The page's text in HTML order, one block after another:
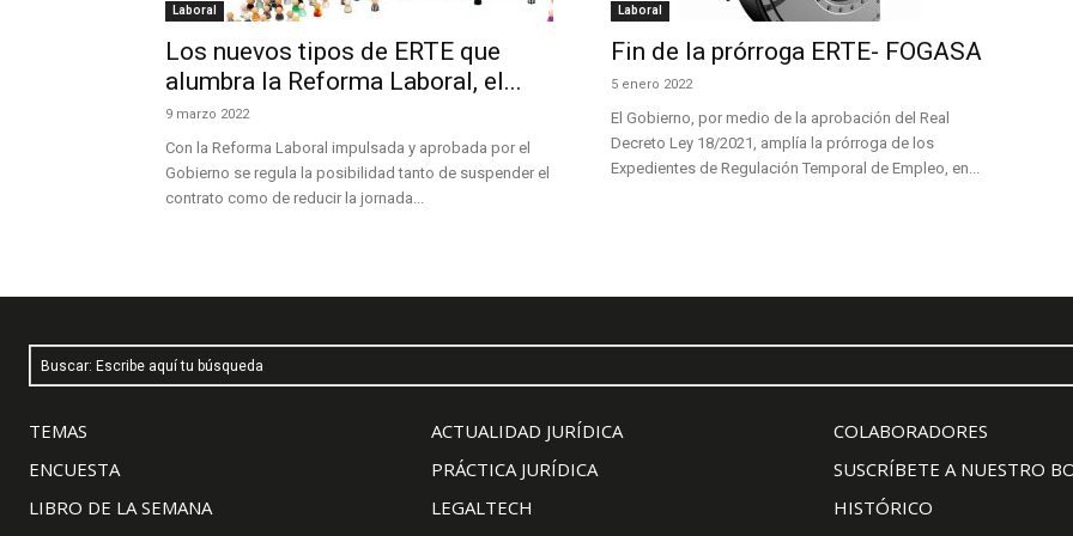
Laboral
Los nuevos tipos de ERTE que
alumbra la Reforma Laboral, el...
9 marzo 2022
Con la Reforma Laboral impulsada y aprobada por el
Gobierno se regula la posibilidad tanto de suspender el
contrato como de reducir la jornada...
Laboral
Fin de la prórroga ERTE- FOGASA
5 enero 2022
El Gobierno, por medio de la aprobación del Real
Decreto Ley 18/2021, amplía la prórroga de los
Expedientes de Regulación Temporal de Empleo, en...
Buscar: Escribe aquí tu búsqueda
TEMAS
ENCUESTA
LIBRO DE LA SEMANA
ACTUALIDAD JURÍDICA
PRÁCTICA JURÍDICA
LEGALTECH
COLABORADORES
SUSCRÍBETE A NUESTRO
HISTÓRICO